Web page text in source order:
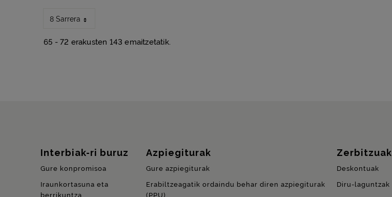
8 Sarrera
65 - 72 erakusten 143 emaitzetatik.
Gunearen mapa
Interbiak-ri buruz
Gure konpromisoa
Iraunkortasuna eta
berrikuntza
Azpiegiturak
Gure azpiegiturak
Erabiltzeagatik ordaindu behar diren azpiegiturak
( PPU)
Zerbitzuak
Deskontuak
Diru-laguntzak